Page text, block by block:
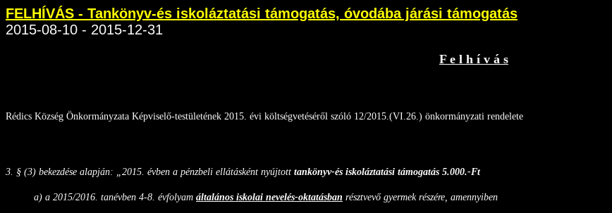
FELHÍVÁS - Tankönyv-és iskoláztatási támogatás, óvodába járási támogatás
2015-08-10 - 2015-12-31
F e l h í v á s
Rédics Község Önkormányzata Képviselő-testületének 2015. évi költségvetéséről szóló 12/2015.(VI.26.) önkormányzati rendelete
3. § (3) bekezdése alapján: „2015. évben a pénzbeli ellátásként nyújtott tankönyv-és iskoláztatási támogatás 5.000.-Ft
a) a 2015/2016. tanévben 4-8. évfolyam általános iskolai nevelés-oktatásban résztvevő gyermek részére, amennyiben